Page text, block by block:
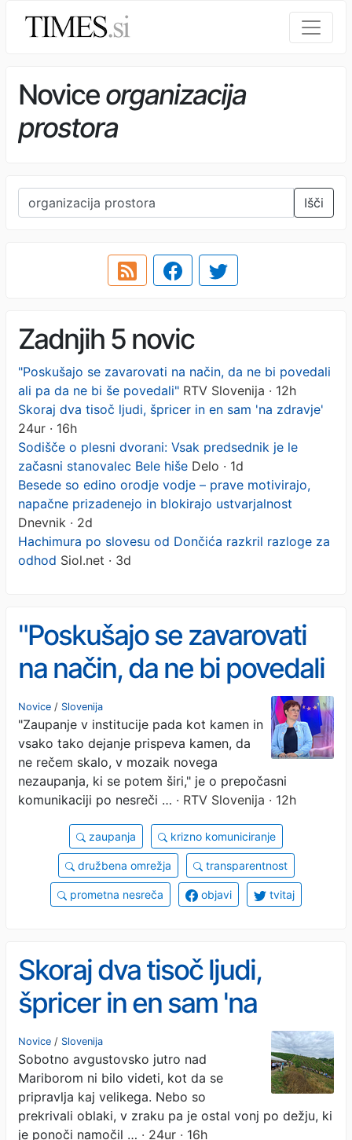
Noviceorganizacija
prostora
Išči
Zadnjih 5 novic
"Poskušajo se zavarovati na način, da ne bi povedali
ali pa da ne bi še povedali" RTV Slovenija · 12h
Skoraj dva tisoč ljudi, špricer in en sam 'na zdravje'
24ur · 16h
Sodišče o plesni dvorani: Vsak predsednik je le
začasni stanovalec Bele hiše Delo · 1d
Besede so edino orodje vodje – prave motivirajo,
napačne prizadenejo in blokirajo ustvarjalnost
Dnevnik · 2d
Hachimura po slovesu od Dončića razkril razloge za
odhod Siol.net · 3d
"Poskušajo se zavarovati
na način, da ne bi povedali
ali pa da ne bi še povedali"
Novice / Slovenija
"Zaupanje v institucije pada kot kamen in
vsako tako dejanje prispeva kamen, da
ne rečem skalo, v mozaik novega
nezaupanja, ki se potem širi," je o prepočasni
komunikaciji po nesreči … · RTV Slovenija · 12h
zaupanja krizno komuniciranje
družbena omrežja transparentnost
prometna nesreča objavi tvitaj
Skoraj dva tisoč ljudi,
špricer in en sam 'na
zdravje'
Novice / Slovenija
Sobotno avgustovsko jutro nad
Mariborom ni bilo videti, kot da se
pripravlja kaj velikega. Nebo so
prekrivali oblaki, v zraku pa je ostal vonj po dežju, ki
je ponoči namočil … · 24ur · 16h